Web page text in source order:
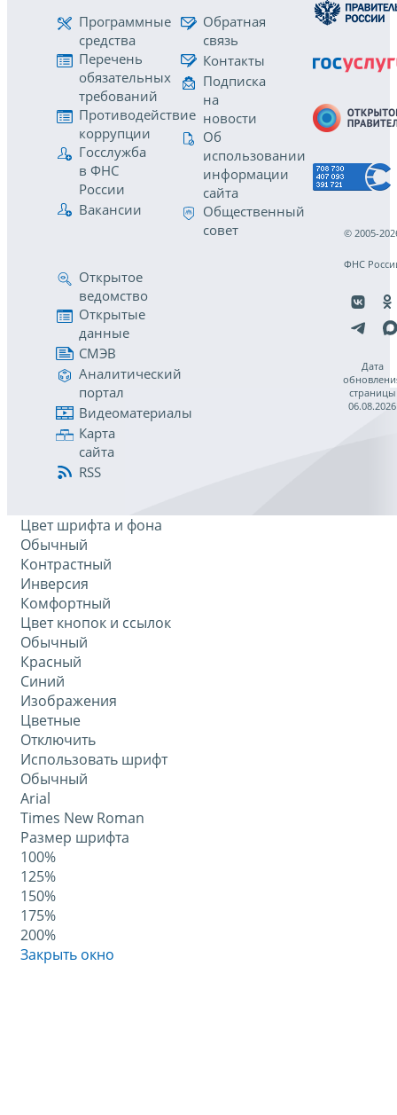
Программные
средства
Перечень
обязательных
требований
Противодействие
коррупции
Госслужба
в ФНС
России
Вакансии
Обратная
связь
Контакты
Подписка
на
новости
Об
использовании
информации
сайта
Общественный
совет
Открытое
ведомство
Открытые
данные
СМЭВ
Аналитический
портал
Видеоматериалы
Карта
сайта
RSS
© 2005-
ФНС
Дата
страницы
06.08.2026
Цвет шрифта и фона
Обычный
Контрастный
Инверсия
Комфортный
Цвет кнопок и ссылок
Обычный
Красный
Синий
Изображения
Цветные
Отключить
Использовать шрифт
Обычный
Arial
Times New Roman
Размер шрифта
100%
125%
150%
175%
200%
Закрыть окно